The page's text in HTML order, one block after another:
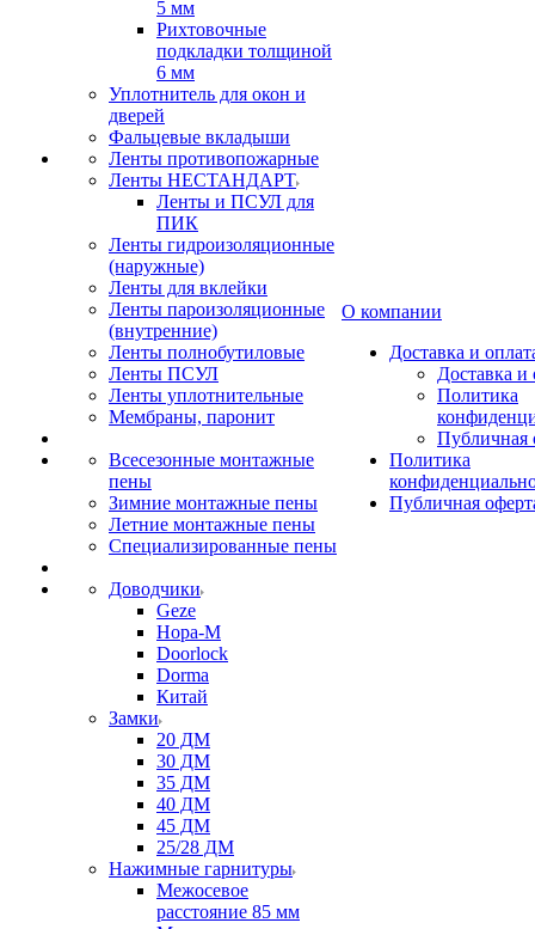
5 мм
Рихтовочные
подкладки толщиной
6 мм
Уплотнитель для окон и
дверей
Фальцевые вкладыши
Ленты противопожарные
Ленты НЕСТАНДАРТ
Ленты и ПСУЛ для
ПИК
Ленты гидроизоляционные
(наружные)
Ленты для вклейки
Ленты пароизоляционные
(внутренние)
Ленты полнобутиловые
Ленты ПСУЛ
Ленты уплотнительные
Мембраны, паронит
Всесезонные монтажные
пены
Зимние монтажные пены
Летние монтажные пены
Специализированные пены
Доводчики
Geze
Нора-М
Doorlock
Dorma
Китай
Замки
20 ДМ
30 ДМ
35 ДМ
40 ДМ
45 ДМ
25/28 ДМ
Нажимные гарнитуры
Межосевое
расстояние 85 мм
О компании
Доставка и
Доставка и
Политика
Публичная
Политика
Публичная